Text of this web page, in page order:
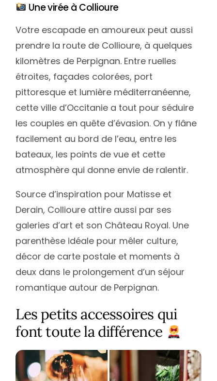
Une virée à Collioure
Votre escapade en amoureux peut aussi
prendre la route de Collioure, à quelques
kilomètres de Perpignan. Entre ruelles
étroites, façades colorées, port
pittoresque et lumière méditerranéenne,
cette ville d’Occitanie a tout pour séduire
les couples en quête d’évasion. On y flâne
facilement au bord de l’eau, entre les
bateaux, les points de vue et cette
atmosphère qui donne envie de ralentir.
Source d’inspiration pour Matisse et
Derain, Collioure attire aussi par ses
galeries d’art et son Château Royal. Une
parenthèse idéale pour mêler culture,
décor de carte postale et moments à
deux dans le prolongement d’un séjour
romantique autour de Perpignan.
Les petits accessoires qui
font toute la différence